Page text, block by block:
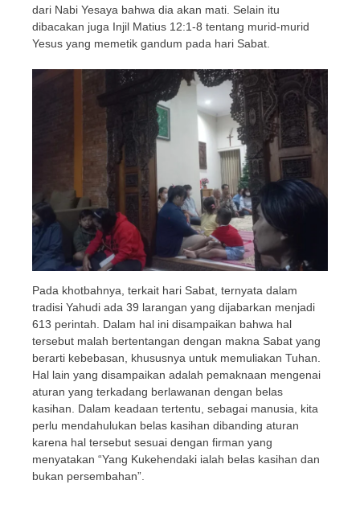
dari Nabi Yesaya bahwa dia akan mati. Selain itu
dibacakan juga Injil Matius 12:1-8 tentang murid-murid
Yesus yang memetik gandum pada hari Sabat.
Pada khotbahnya, terkait hari Sabat, ternyata dalam
tradisi Yahudi ada 39 larangan yang dijabarkan menjadi
613 perintah. Dalam hal ini disampaikan bahwa hal
tersebut malah bertentangan dengan makna Sabat yang
berarti kebebasan, khususnya untuk memuliakan Tuhan.
Hal lain yang disampaikan adalah pemaknaan mengenai
aturan yang terkadang berlawanan dengan belas
kasihan. Dalam keadaan tertentu, sebagai manusia, kita
perlu mendahulukan belas kasihan dibanding aturan
karena hal tersebut sesuai dengan firman yang
menyatakan “Yang Kukehendaki ialah belas kasihan dan
bukan persembahan”.